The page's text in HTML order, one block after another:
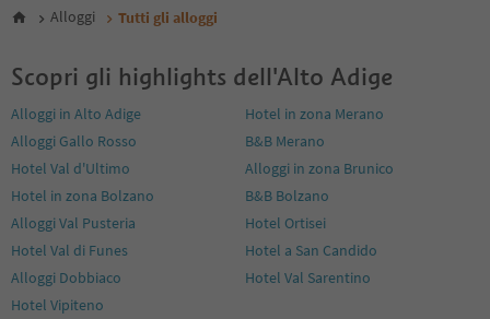
6
9
11
12
13
14
16
17
18
19
Alloggi Tutti gli alloggi
Scopri gli highlights dell'Alto Adige
Alloggi in Alto Adige
Hotel in zona Merano
Alloggi Gallo Rosso
B&B Merano
Hotel Val d'Ultimo
Alloggi in zona Brunico
Hotel in zona Bolzano
B&B Bolzano
Alloggi Val Pusteria
Hotel Ortisei
Hotel Val di Funes
Hotel a San Candido
Alloggi Dobbiaco
Hotel Val Sarentino
Hotel Vipiteno